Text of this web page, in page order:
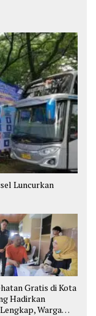
Luncurkan
Gratis di Kota
Hadirkan
Warga